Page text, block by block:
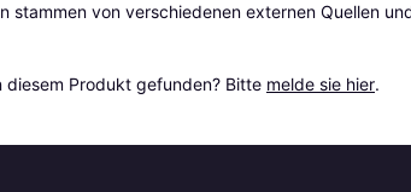
stammen von verschiedenen externen Quellen
diesem Produkt gefunden? Bitte melde sie hier.